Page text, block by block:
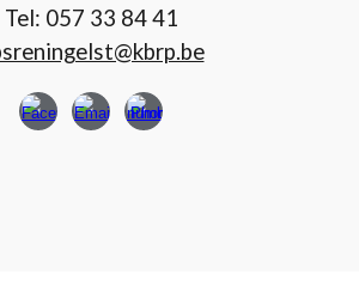
Tel: 057 33 84 41